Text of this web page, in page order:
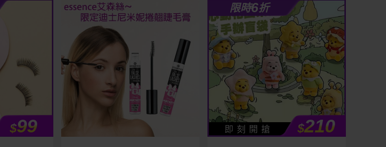
$99
限時6折
即 刻 開 搶 $210